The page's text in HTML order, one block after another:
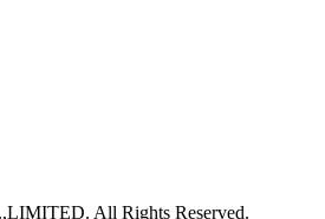
All Rights Reserved.